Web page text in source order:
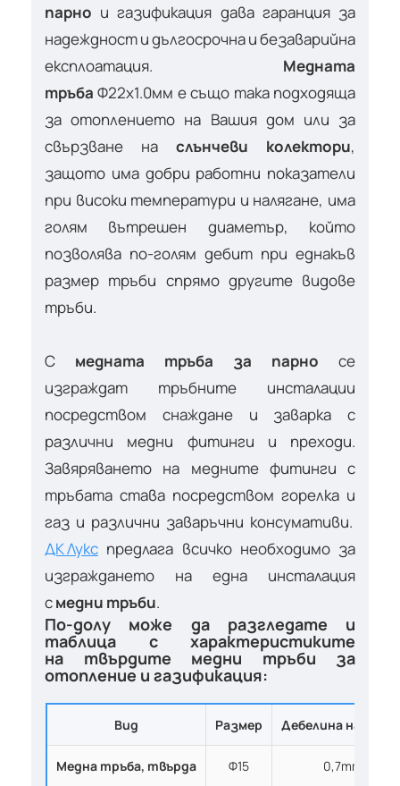
парно и газификация дава гаранция за
надеждност и дългосрочна и безаварийна
експлоатация. Медната
тръба Ф22х1.0мм е също така подходяща
за отоплението на Вашия дом или за
свързване на слънчеви колектори,
защото има добри работни показатели
при високи температури и налягане, има
голям вътрешен диаметър, който
позволява по-голям дебит при еднакъв
размер тръби спрямо другите видове
тръби.
С медната тръба за парно се
изграждат тръбните инсталации
посредством снаждане и заварка с
различни медни фитинги и преходи.
Завяряването на медните фитинги с
тръбата става посредством горелка и
газ и различни заваръчни консумативи.
ДК Лукс предлага всичко необходимо за
изграждането на една инсталация
смедни тръби.
По-долу може да разгледате и
таблица с характеристиките
на твърдите медни тръби за
отопление и газификация:
Вид Размер Дебелина на
Медна тръба, твърда Ф15 0,7mm